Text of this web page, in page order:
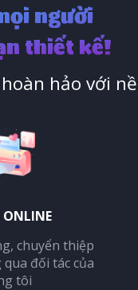
người
thiết kế!
hảo với
chuyển thiệp
đối tác của
tôi